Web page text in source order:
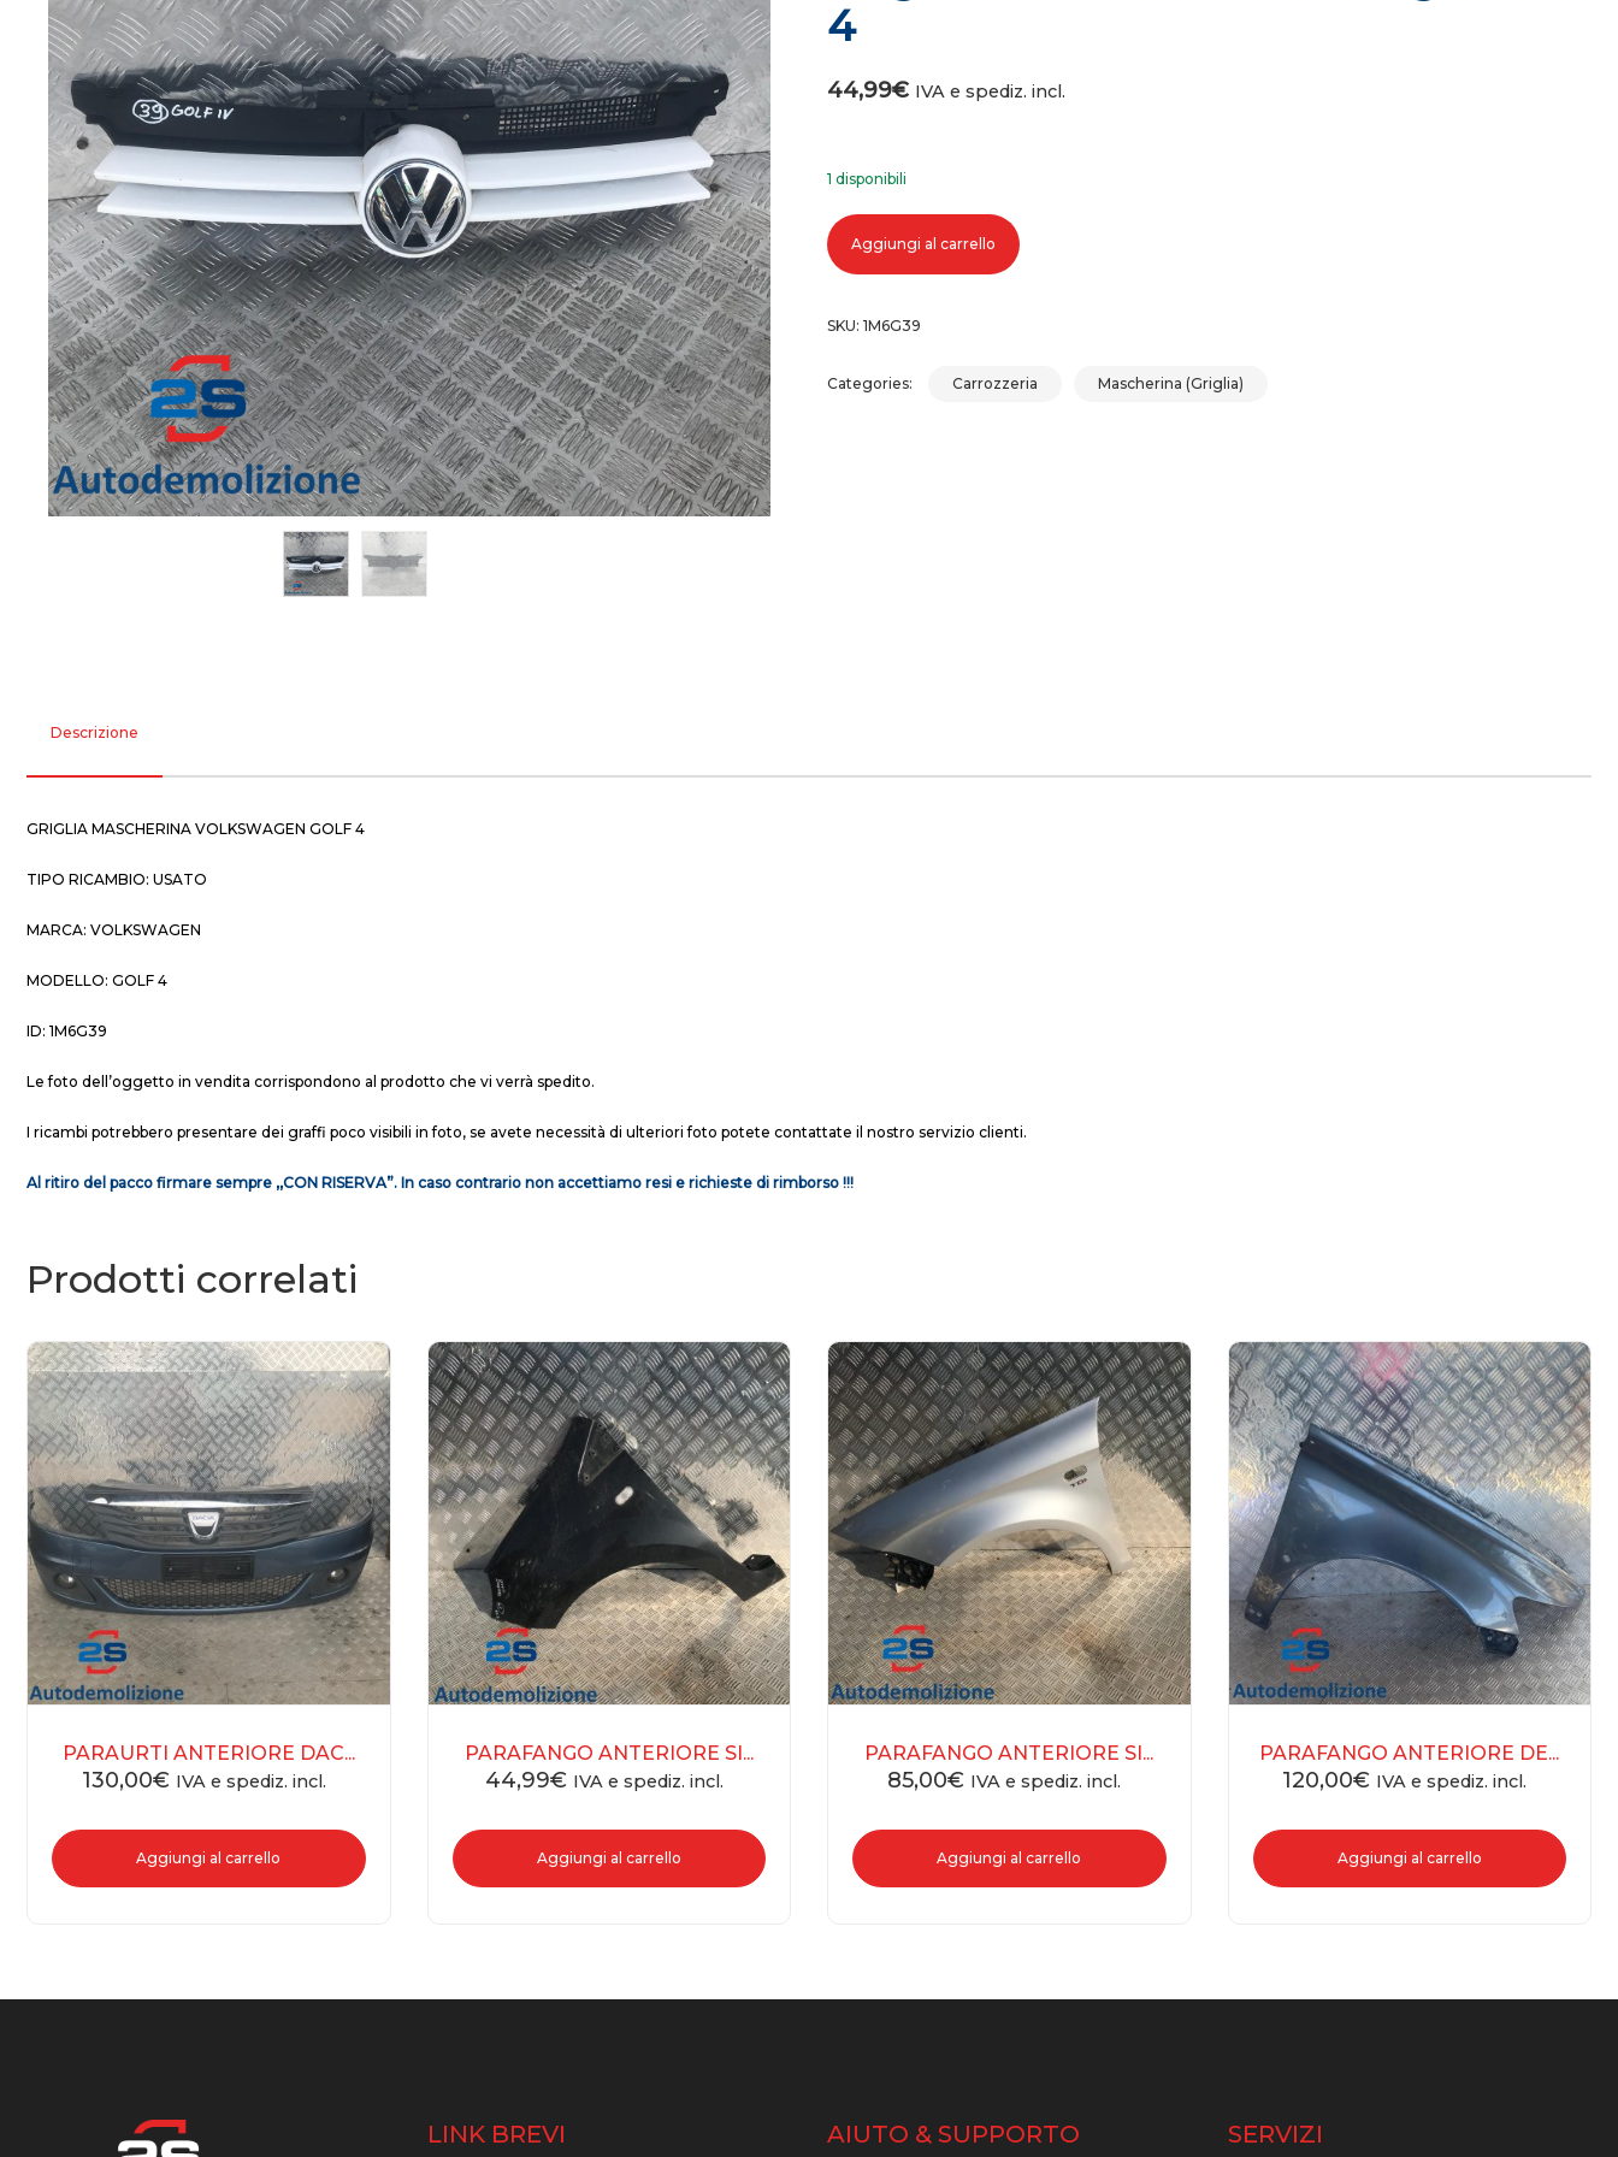
4
44,99€ IVA e spediz. incl.
1 disponibili
Griglia mascherina volkswagen golf 4 quantità
Aggiungi al carrello
SKU: 1M6G39
Categories: Carrozzeria Mascherina (Griglia)
Descrizione
GRIGLIA MASCHERINA VOLKSWAGEN GOLF 4
TIPO RICAMBIO: USATO
MARCA: VOLKSWAGEN
MODELLO: GOLF 4
ID: 1M6G39
Le foto dell’oggetto in vendita corrispondono al prodotto che vi verrà spedito.
I ricambi potrebbero presentare dei graffi poco visibili in foto, se avete necessità di ulteriori foto potete contattate il nostro servizio clienti.
Al ritiro del pacco firmare sempre ,,CON RISERVA”. In caso contrario non accettiamo resi e richieste di rimborso !!!
Prodotti correlati
PARAURTI ANTERIORE DAC...
130,00€ IVA e spediz. incl.
Aggiungi al carrello
PARAFANGO ANTERIORE SI...
44,99€ IVA e spediz. incl.
Aggiungi al carrello
PARAFANGO ANTERIORE SI...
85,00€ IVA e spediz. incl.
Aggiungi al carrello
PARAFANGO ANTERIORE DE...
120,00€ IVA e spediz. incl.
Aggiungi al carrello
LINK BREVI AIUTO & SUPPORTO SERVIZI